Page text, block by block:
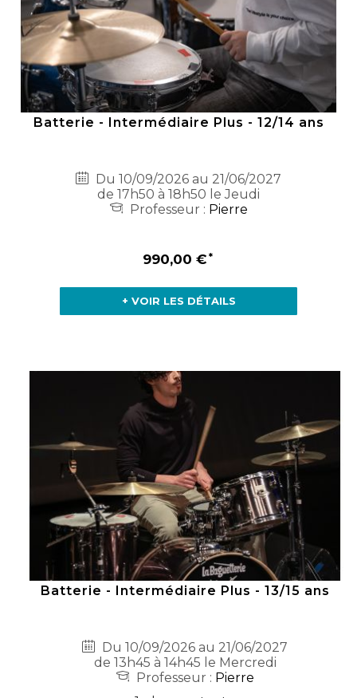
Batterie - Intermédiaire Plus - 12/14 ans
Du 10/09/2026 au 21/06/2027
de 17h50 à 18h50 le Jeudi
Professeur : Pierre
990,00 €
+ VOIR LES DÉTAILS
Batterie - Intermédiaire Plus - 13/15 ans
Du 10/09/2026 au 21/06/2027
de 13h45 à 14h45 le Mercredi
Professeur : Pierre